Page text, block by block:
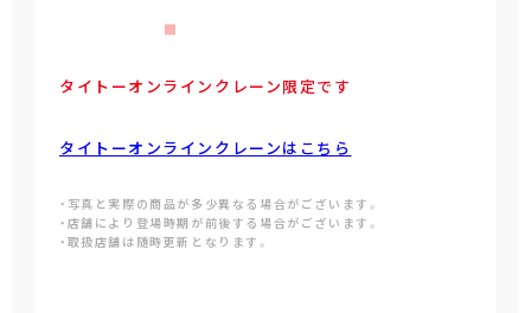
タイトーオンラインクレーン限定です
タイトーオンラインクレーンはこちら
・写真と実際の商品が多少異なる場合がございます。
・店舗により登場時期が前後する場合がございます。
・取扱店舗は随時更新となります。